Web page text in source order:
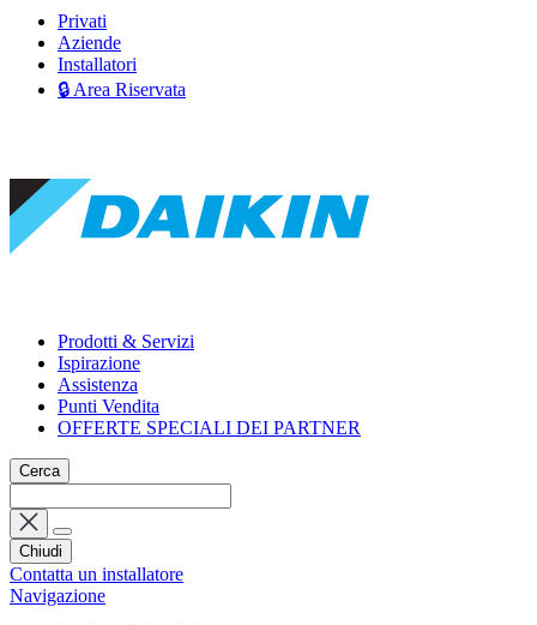
Privati
Aziende
Installatori
🔒 Area Riservata
Prodotti & Servizi
Ispirazione
Assistenza
Punti Vendita
OFFERTE SPECIALI DEI PARTNER
Cerca
Chiudi
Contatta un installatore
Navigazione